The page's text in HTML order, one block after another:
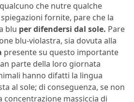
che nutre qualche
fornite, pare che la
blu per difendersi dal sole. Pare
blu-violastra, sia dovuta alla
presente su questo importante
parte della loro giornata
hanno difatti la lingua
al sole; di conseguenza, se non
massiccia di